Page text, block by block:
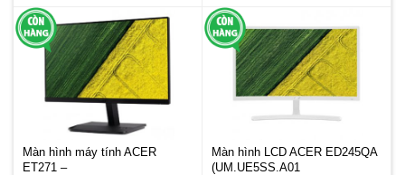
Màn hình máy tính ACER
ET271 –
Màn hình LCD ACER ED245QA
(UM.UE5SS.A01